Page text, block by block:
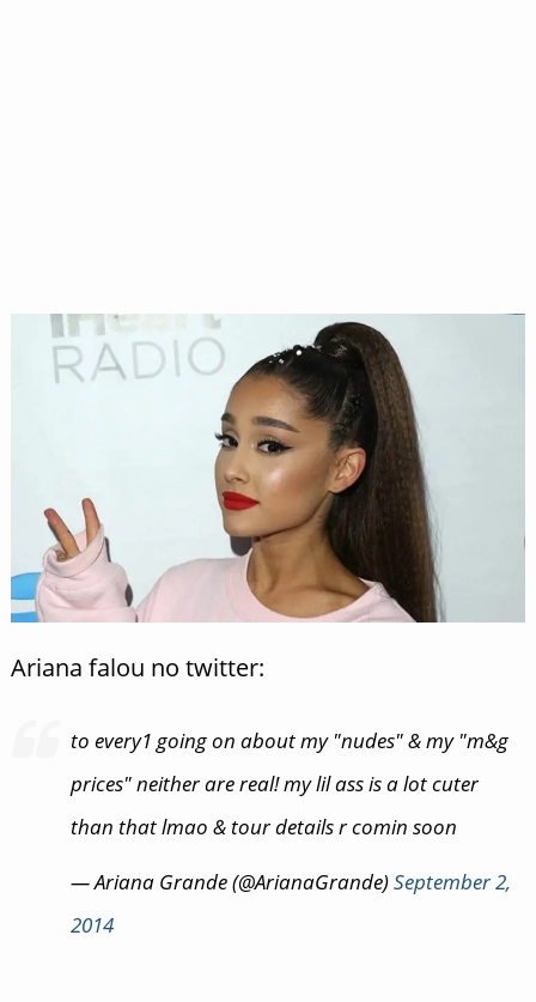
Ariana falou no twitter:
to every1 going on about my "nudes" & my "m&g
prices" neither are real! my lil ass is a lot cuter
than that lmao & tour details r comin soon
— Ariana Grande (@ArianaGrande)September 2,
2014